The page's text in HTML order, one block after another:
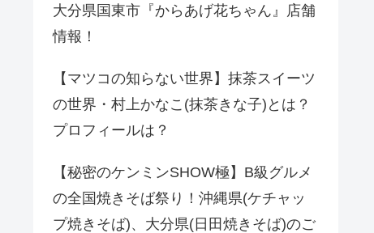
大分県国東市『からあげ花ちゃん』店舗
情報！
【マツコの知らない世界】抹茶スイーツ
の世界・村上かなこ(抹茶きな子)とは？
プロフィールは？
【秘密のケンミンSHOW極】B級グルメ
の全国焼きそば祭り！沖縄県(ケチャッ
プ焼きそば)、大分県(日田焼きそば)のご